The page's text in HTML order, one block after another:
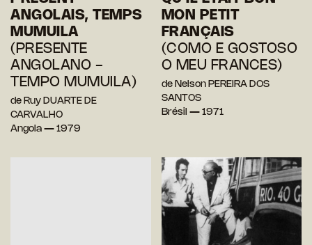
ANGOLAIS, TEMPS
MUMUILA
(PRESENTE
ANGOLANO -
TEMPO MUMUILA)
de Ruy DUARTE DE
CARVALHO
Angola — 1979
MON PETIT
FRANÇAIS
(COMO E GOSTOSO
O MEU FRANCES)
de Nelson PEREIRA DOS
SANTOS
Brésil — 1971